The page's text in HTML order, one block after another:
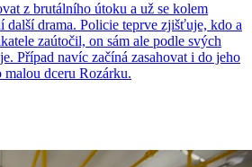
z brutálního útoku a už se kolem
další drama. Policie teprve zjišťuje, kdo a
zaútočil, on sám ale podle svých
Případ navíc začíná zasahovat i do jeho
malou dceru Rozárku.